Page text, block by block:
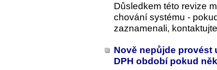
Důsledkem této revize
chování systému -
zaznamenali,
Nově nepůjde provést
DPH období pokud